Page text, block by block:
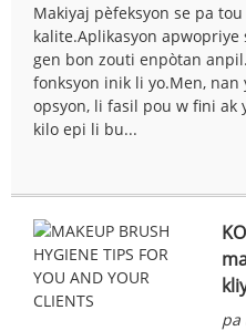
Makiyaj pèfeksyon se pa
kalite.Aplikasyon
gen bon zouti enpòtan
fonksyon inik li yo.Men,
opsyon, li fasil pou w fini ak
kilo epi li bu...
pa